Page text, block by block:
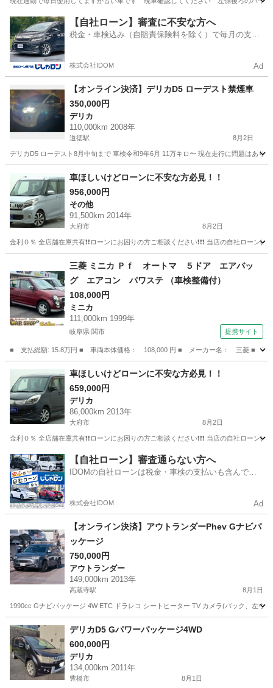
愛知 西尾市 吉良吉田駅 アイ ナンバー
【自社ローン】審査に不安な方へ
税金・車検込み（自賠責保険料を除く）で毎月の支払
株式会社IDOM Ad
【オンライン決済】デリカD5 ローデスト禁煙車
350,000円
デリカ
110,000km 2008年
道徳駅 8月2日
デリカD5 ローデスト8月中旬まで 車検令和9年6月 11万キロ〜 現在走行に問題はあり
道徳駅 デリカ
車ほしいけどローンに不安な方必見！！
956,000円
その他
91,500km 2014年
大府市 8月2日
金利０％ 全店舗在庫共有❗️❗️ローンにお困りの方ご相談ください❗️❗️❗️ 当店の自社ロ
その他 ローン
三菱 ミニカ Ｐｆ オートマ ５ドア エアバッ
グ エアコン パワステ （車検整備付）
108,000円
ミニカ
111,000km 1999年
岐阜県 関市 提携サイト
■ 支払総額: 15.8万円 ■ 車両本体価格： 108,000 円 ■ メーカー名： 三菱 ■
岐阜 関市 ミニカ
車ほしいけどローンに不安な方必見！！
659,000円
デリカ
86,000km 2013年
大府市 8月2日
金利０％ 全店舗在庫共有❗️❗️ローンにお困りの方ご相談ください❗️❗️❗️ 当店の自社ロ
愛知 大府市 デリカ ローン
【自社ローン】審査通らない方へ
IDOMの自社ローンは税金・車検の支払いも含んでい
株式会社IDOM Ad
【オンライン決済】アウトランダーPhev Gナビパ
ッケージ
750,000円
アウトランダー
149,000km 2013年
高蔵寺駅 8月1日
1990cc Gナビパッケージ 4W ETC ドラレコ シートヒーター TV カメラ(バック、左ヴ
愛知 春日井市 高蔵寺駅 アウトランダー
デリカD5 Gパワーパッケージ4WD
600,000円
デリカ
134,000km 2011年
豊橋市 8月1日